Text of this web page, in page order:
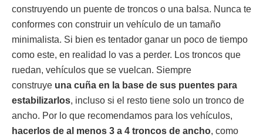
construyendo un puente de troncos o una balsa. Nunca te
conformes con construir un vehículo de un tamaño
minimalista. Si bien es tentador ganar un poco de tiempo
como este, en realidad lo vas a perder. Los troncos que
ruedan, vehículos que se vuelcan. Siempre
construye una cuña en la base de sus puentes para
estabilizarlos, incluso si el resto tiene solo un tronco de
ancho. Por lo que recomendamos para los vehículos,
hacerlos de al menos 3 a 4 troncos de ancho, como